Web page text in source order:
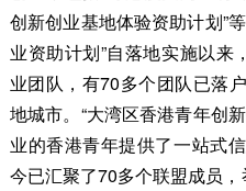
创新创业基地体验资助计划”
业资助计划”自落地实施以来
业团队，有70多个团队已落
地城市。“大湾区香港青年创
业的香港青年提供了一站式
今已汇聚了70多个联盟成员